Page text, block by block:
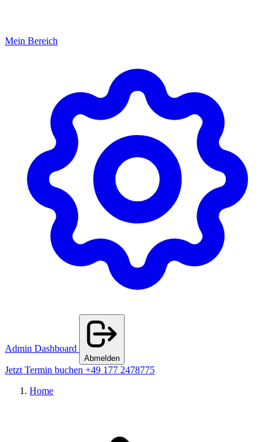
Mein Bereich
Admin Dashboard
Abmelden
Jetzt Termin buchen +49 177 2478775
Home